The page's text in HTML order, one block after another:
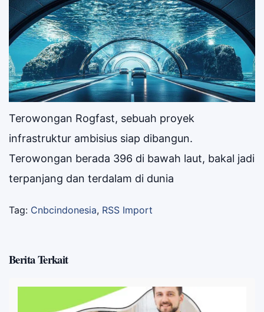
Terowongan Rogfast, sebuah proyek
infrastruktur ambisius siap dibangun.
Terowongan berada 396 di bawah laut, bakal jadi
terpanjang dan terdalam di dunia
Tag: Cnbcindonesia, RSS Import
Berita Terkait